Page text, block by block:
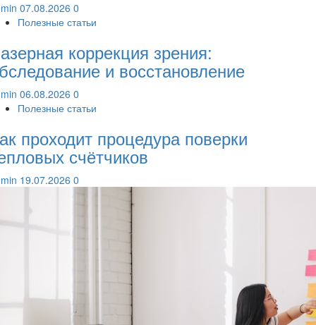
07.08.2026 0
Полезные статьи
коррекция зрения:
и восстановление
06.08.2026 0
Полезные статьи
проходит процедура поверки
счётчиков
19.07.2026 0